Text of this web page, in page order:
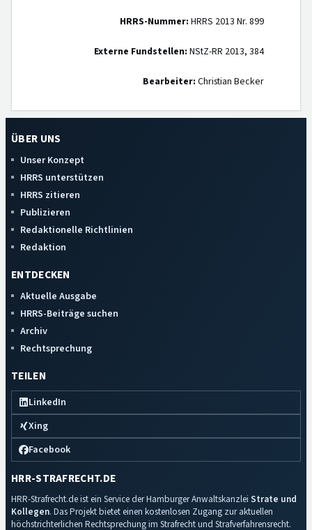
HRRS-Nummer: HRRS 2013 Nr. 899
Externe Fundstellen: NStZ-RR 2013, 384
Bearbeiter: Christian Becker
ÜBER UNS
Unser Konzept
HRRS unterstützen
HRRS zitieren
Publizieren
Redaktionelle Richtlinien
Redaktion
ENTDECKEN
Aktuelle Ausgabe
HRRS-Beiträge suchen
Archiv
Rechtsprechung
TEILEN
LinkedIn
Xing
Facebook
HRR-STRAFRECHT.DE
HRR-Strafrecht.de ist ein Service der Hamburger Anwaltskanzlei Strate und
Kollegen. Das Projekt bietet einen kostenlosen Zugang zur aktuellen
höchstrichterlichen Rechtsprechung im Strafrecht und Strafverfahrensrecht.